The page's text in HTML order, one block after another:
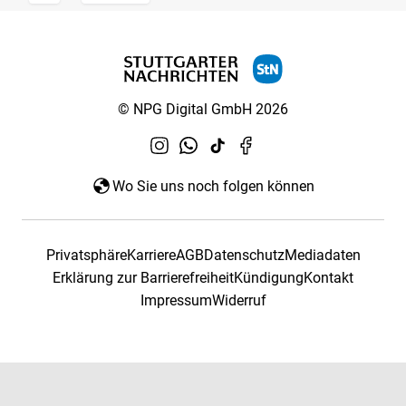
© NPG Digital GmbH 2026
Wo Sie uns noch folgen können
PrivatsphäreKarriereAGBDatenschutzMediadaten
Erklärung zur BarrierefreiheitKündigungKontakt
ImpressumWiderruf